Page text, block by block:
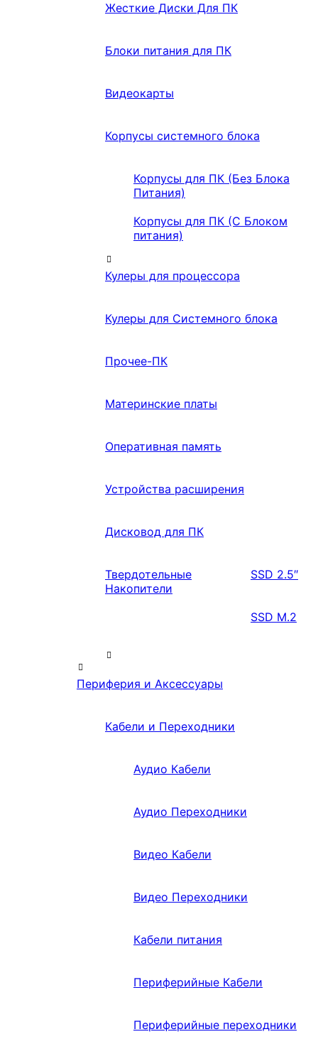
Жесткие Диски Для ПК
Блоки питания для ПК
Видеокарты
Корпусы системного блока
Корпусы для ПК (Без Блока
Питания)
Корпусы для ПК (С Блоком
питания)
Кулеры для процессора
Кулеры для Системного блока
Прочее-ПК
Материнские платы
Оперативная память
Устройства расширения
Дисковод для ПК
Твердотельные
Накопители
SSD 2.5″
SSD M.2
Периферия и Аксессуары
Кабели и Переходники
Аудио Кабели
Аудио Переходники
Видео Кабели
Видео Переходники
Кабели питания
Периферийные Кабели
Периферийные переходники